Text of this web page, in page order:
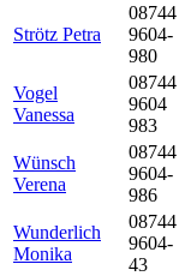
Strötz Petra
08744
9604-
980
Vogel
Vanessa
08744
9604
983
Wünsch
Verena
08744
9604-
986
Wunderlich
Monika
08744
9604-
43